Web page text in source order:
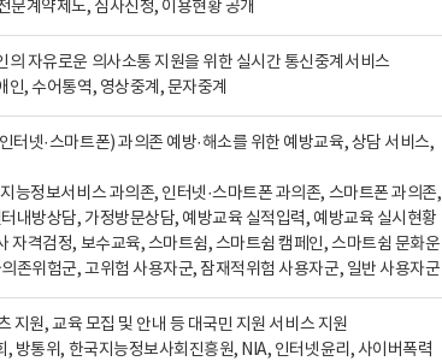
문계약제도, 심사신청, 이용현황 공개
자유로운 의사소통 지원을 위한 실시간 통신중계서비스
, 수어통역, 영상중계, 문자중계
터넷·스마트폰) 과의존 예방·해소를 위한 예방교육, 상담 서비스,
능정보서비스 과의존, 인터넷·스마트폰 과의존, 스마트폰 과의존,
내방상담, 가정방문상담, 예방교육 실적입력, 예방교육 실시현황
자격검정, 보수교육, 스마트쉼, 스마트쉼 캠페인, 스마트쉼 문화운
존위험군, 고위험 사용자군, 잠재적위험 사용자군, 일반 사용자군
지원, 교육 모집 및 안내 등 대국민 지원 서비스 지원
, 방통위, 한국지능정보사회진흥원, NIA, 인터넷윤리, 사이버폭력